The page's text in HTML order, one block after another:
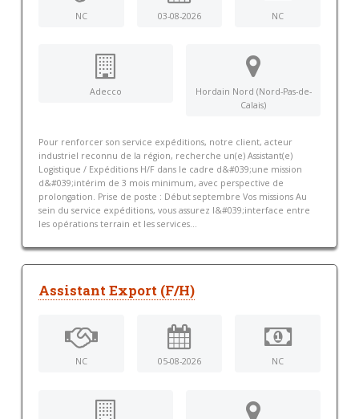
NC 03-08-2026 NC
Adecco
Hordain Nord (Nord-Pas-de-
Calais)
Pour renforcer son service expéditions, notre client, acteur
industriel reconnu de la région, recherche un(e) Assistant(e)
Logistique / Expéditions H/F dans le cadre d&#039;une mission
d&#039;intérim de 3 mois minimum, avec perspective de
prolongation. Prise de poste : Début septembre Vos missions Au
sein du service expéditions, vous assurez l&#039;interface entre
les opérations terrain et les services...
Assistant Export (F/H)
NC 05-08-2026 NC